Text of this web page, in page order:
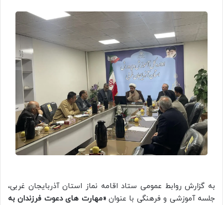
به گزارش روابط عمومی ستاد اقامه نماز استان آذربایجان غربی،
جلسه‌ آموزشی و فرهنگی با عنوان«مهارت‌ های دعوت فرزندان به